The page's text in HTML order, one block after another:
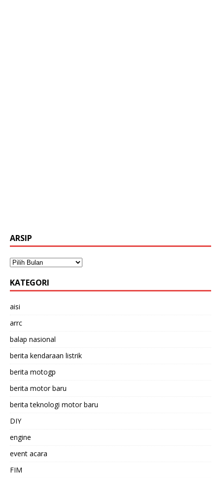
ARSIP
KATEGORI
aisi
arrc
balap nasional
berita kendaraan listrik
berita motogp
berita motor baru
berita teknologi motor baru
DIY
engine
event acara
FIM